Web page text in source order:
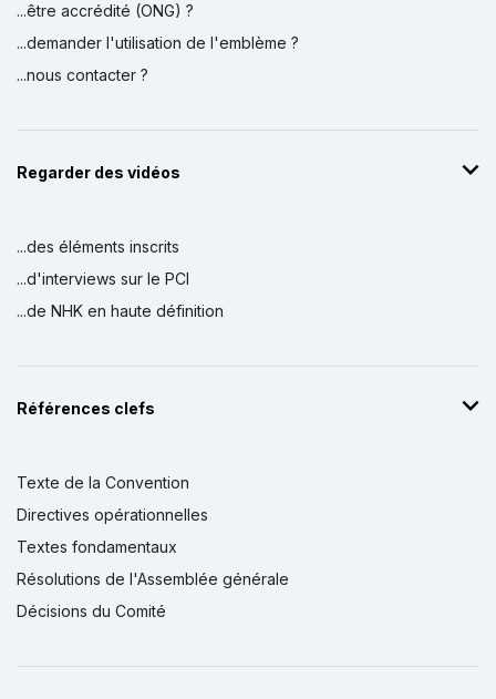
...être accrédité (ONG) ?
...demander l'utilisation de l'emblème ?
...nous contacter ?
Regarder des vidéos
...des éléments inscrits
...d'interviews sur le PCI
...de NHK en haute définition
Références clefs
Texte de la Convention
Directives opérationnelles
Textes fondamentaux
Résolutions de l'Assemblée générale
Décisions du Comité